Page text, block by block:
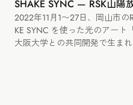
SHAKE SYNC — RSK山陽
2022年11月1〜27日、岡山市の
KE SYNC を使った光のアート
大阪大学との共同開発で生ま